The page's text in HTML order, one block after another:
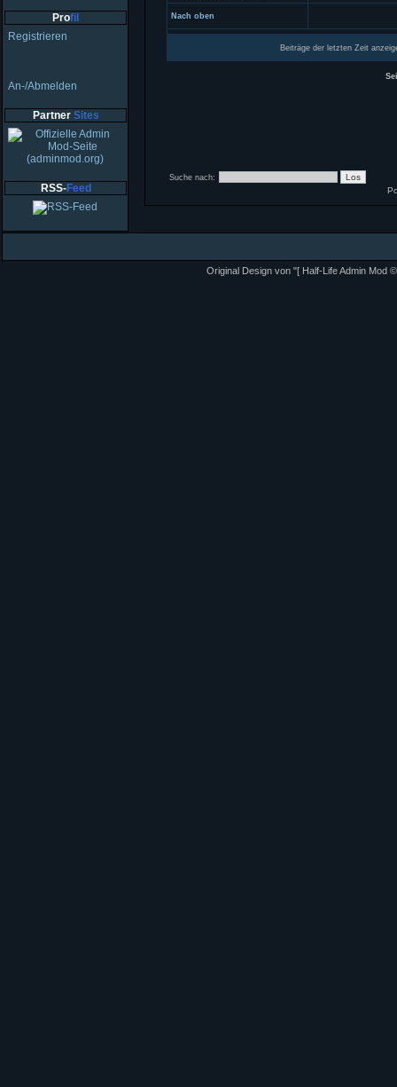
Profil
Registrieren
An-/Abmelden
Partner Sites
RSS-Feed
Nach oben
Profil
Beiträge der letzten Zeit
Suche nach:
Original Design von "[ Half-Life Admin Mod